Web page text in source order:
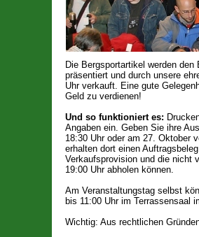
Die Bergsportartikel werden
präsentiert und durch unsere
Uhr verkauft. Eine gute
Geld zu verdienen!
Und so funktioniert es:
Angaben ein. Geben Sie ihre
18:30 Uhr oder am 27. Oktober
erhalten dort einen
Verkaufsprovision und die nicht
19:00 Uhr abholen können.
Am Veranstaltungstag selbst
bis 11:00 Uhr im Terrassensaal
Wichtig: Aus rechtlichen